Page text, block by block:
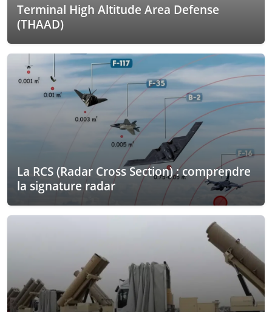
Terminal High Altitude Area Defense
(THAAD)
La RCS (Radar Cross Section) : comprendre
la signature radar